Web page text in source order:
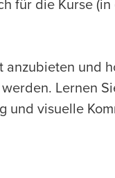
für die Kurse
und
Lernen
und visuelle